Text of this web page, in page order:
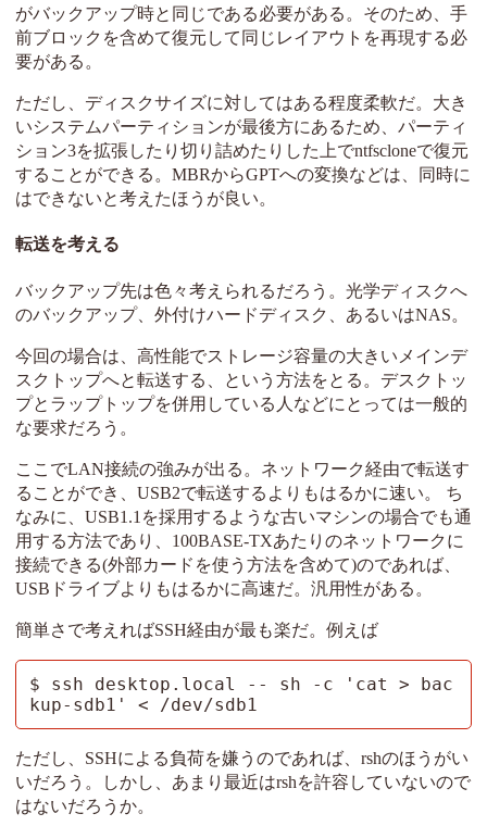
がバックアップ時と同じである必要がある。そのため、手
前ブロックを含めて復元して同じレイアウトを再現する必
要がある。
ただし、ディスクサイズに対してはある程度柔軟だ。大き
いシステムパーティションが最後方にあるため、パーティ
ション3を拡張したり切り詰めたりした上でntfscloneで復元
することができる。MBRからGPTへの変換などは、同時に
はできないと考えたほうが良い。
転送を考える
バックアップ先は色々考えられるだろう。光学ディスクへ
のバックアップ、外付けハードディスク、あるいはNAS。
今回の場合は、高性能でストレージ容量の大きいメインデ
スクトップへと転送する、という方法をとる。デスクトッ
プとラップトップを併用している人などにとっては一般的
な要求だろう。
ここでLAN接続の強みが出る。ネットワーク経由で転送す
ることができ、USB2で転送するよりもはるかに速い。 ち
なみに、USB1.1を採用するような古いマシンの場合でも通
用する方法であり、100BASE-TXあたりのネットワークに
接続できる(外部カードを使う方法を含めて)のであれば、
USBドライブよりもはるかに高速だ。汎用性がある。
簡単さで考えればSSH経由が最も楽だ。例えば
$ ssh desktop.local -- sh -c 'cat > bac
kup-sdb1' < /dev/sdb1
ただし、SSHによる負荷を嫌うのであれば、rshのほうがい
いだろう。しかし、あまり最近はrshを許容していないので
はないだろうか。